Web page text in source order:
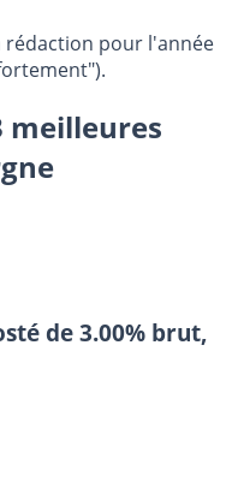
rédaction pour l'année
meilleures
de 3.00% brut,